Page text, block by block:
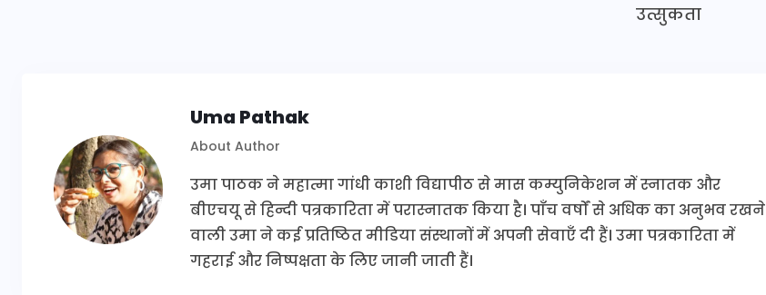
उत्सुकता
Uma Pathak
About Author
उमा पाठक ने महात्मा गांधी काशी विद्यापीठ से मास कम्युनिकेशन में स्नातक और
बीएचयू से हिन्दी पत्रकारिता में परास्नातक किया है। पाँच वर्षों से अधिक का अनुभव रखने
वाली उमा ने कई प्रतिष्ठित मीडिया संस्थानों में अपनी सेवाएँ दी हैं। उमा पत्रकारिता में
गहराई और निष्पक्षता के लिए जानी जाती हैं।